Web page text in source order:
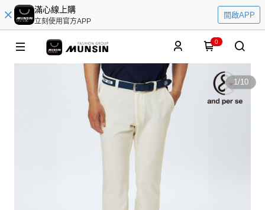
滿心線上購
立刻使用官方APP
開啟APP
0
1/10